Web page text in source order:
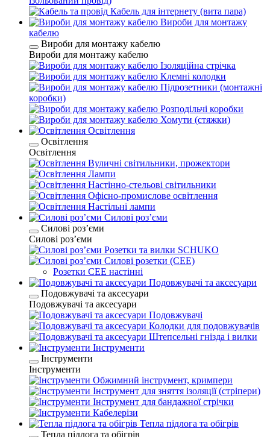
Кабель для інтернету (вита пара)
Вироби для монтажу
кабелю
Вироби для монтажу кабелю
Вироби для монтажу кабелю
Ізоляційна стрічка
Клемні колодки
Підрозетники (монтажні
коробки)
Розподільчі коробки
Хомути (стяжки)
Освітлення
Освітлення
Освітлення
Вуличні світильники, прожектори
Лампи
Настінно-стельові світильники
Офісно-промислове освітлення
Настільні лампи
Силові розʼєми
Силові розʼєми
Силові розʼєми
Розетки та вилки SCHUKO
Силові розетки (CEE)
Розетки CEE настінні
Подовжувачі та аксесуари
Подовжувачі та аксесуари
Подовжувачі та аксесуари
Подовжувачі
Колодки для подовжувачів
Штепсельні гнізда і вилки
Інструменти
Інструменти
Інструменти
Обжимний інструмент, кримпери
Інструмент для зняття ізоляції (стріпери)
Інструмент для бандажної стрічки
Кабелерізи
Тепла підлога та обігрів
Тепла підлога та обігрів